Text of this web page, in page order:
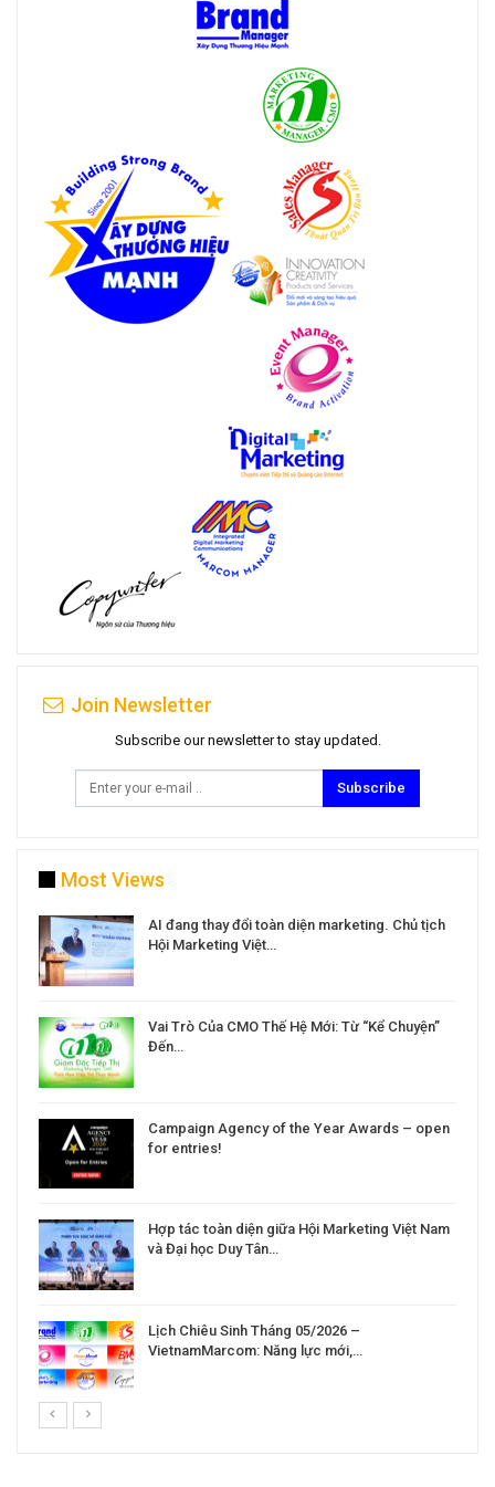
Join Newsletter
Subscribe our newsletter to stay updated.
Subscribe
Most Views
AI đang thay đổi toàn diện marketing. Chủ tịch
Hội Marketing Việt…
Vai Trò Của CMO Thế Hệ Mới: Từ “Kể Chuyện”
Đến…
Campaign Agency of the Year Awards – open
for entries!
Hợp tác toàn diện giữa Hội Marketing Việt Nam
và Đại học Duy Tân…
Lịch Chiêu Sinh Tháng 05/2026 –
VietnamMarcom: Năng lực mới,…